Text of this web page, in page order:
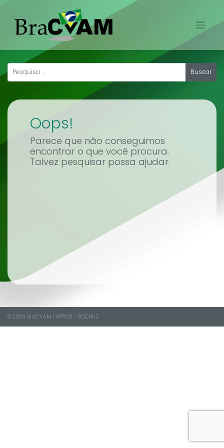
content
Oops!
Parece que não conseguimos
encontrar o que você procura.
Talvez pesquisar possa ajudar.
© 2026 BraCVAM | VPPCB - FIOCRUZ